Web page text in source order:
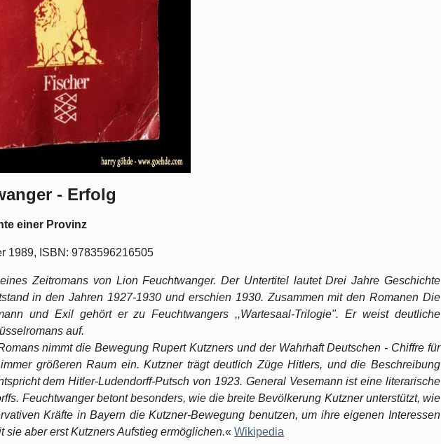
- Erfolg
einer Provinz
1989, ISBN: 9783596216505
Zeitromans von Lion Feuchtwanger. Der Untertitel lautet Drei Jahre Geschichte
in den Jahren 1927-1930 und erschien 1930. Zusammen mit den Romanen Die
und Exil gehört er zu Feuchtwangers ,,Wartesaal-Trilogie". Er weist deutliche
auf.
nimmt die Bewegung Rupert Kutzners und der Wahrhaft Deutschen - Chiffre für
größeren Raum ein. Kutzner trägt deutlich Züge Hitlers, und die Beschreibung
dem Hitler-Ludendorff-Putsch von 1923. General Vesemann ist eine literarische
Feuchtwanger betont besonders, wie die breite Bevölkerung Kutzner unterstützt, wie
Kräfte in Bayern die Kutzner-Bewegung benutzen, um ihre eigenen Interessen
sie aber erst Kutzners Aufstieg ermöglichen.« Wikipedia